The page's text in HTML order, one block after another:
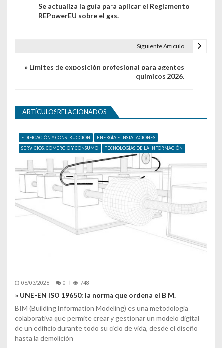
Se actualiza la guía para aplicar el Reglamento
REPowerEU sobre el gas.
Siguiente Articulo
» Límites de exposición profesional para agentes
químicos 2026.
ARTÍCULOS RELACIONADOS
EDIFICACIÓN Y CONSTRUCCIÓN
ENERGÍA E INSTALACIONES
SERVICIOS, COMERCIO Y CONSUMO
TECNOLOGÍAS DE LA INFORMACIÓN
06/03/2026 0 748
» UNE-EN ISO 19650: la norma que ordena el BIM.
BIM (Building Information Modeling) es una metodología
colaborativa que permite crear y gestionar un modelo digital
de un edificio durante todo su ciclo de vida, desde el diseño
hasta la demolición